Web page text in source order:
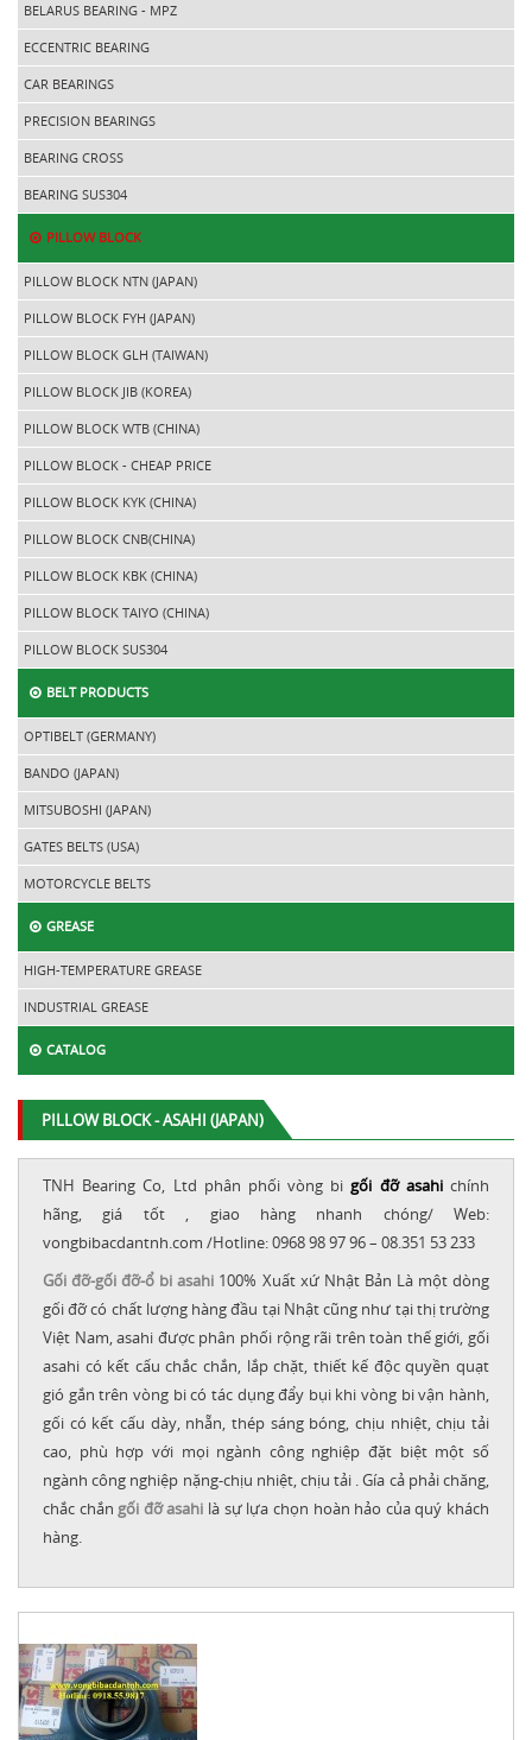
BELARUS BEARING - MPZ
ECCENTRIC BEARING
CAR BEARINGS
PRECISION BEARINGS
BEARING CROSS
BEARING SUS304
PILLOW BLOCK
PILLOW BLOCK NTN (JAPAN)
PILLOW BLOCK FYH (JAPAN)
PILLOW BLOCK GLH (TAIWAN)
PILLOW BLOCK JIB (KOREA)
PILLOW BLOCK WTB (CHINA)
PILLOW BLOCK - CHEAP PRICE
PILLOW BLOCK KYK (CHINA)
PILLOW BLOCK CNB(CHINA)
PILLOW BLOCK KBK (CHINA)
PILLOW BLOCK TAIYO (CHINA)
PILLOW BLOCK SUS304
BELT PRODUCTS
OPTIBELT (GERMANY)
BANDO (JAPAN)
MITSUBOSHI (JAPAN)
GATES BELTS (USA)
MOTORCYCLE BELTS
GREASE
HIGH-TEMPERATURE GREASE
INDUSTRIAL GREASE
CATALOG
PILLOW BLOCK - ASAHI (JAPAN)
TNH Bearing Co, Ltd phân phối vòng bigối đỡ asahichính
hãng, giá tốt , giao hàng nhanh chóng/ Web:
vongbibacdantnh.com /Hotline: 0968 98 97 96 – 08.351 53 233
Gối đỡ-gối đỡ-ổ bi asahi 100% Xuất xứ Nhật Bản Là một dòng
gối đỡ có chất lượng hàng đầu tại Nhật cũng như tại thị trường
Việt Nam, asahi được phân phối rộng rãi trên toàn thế giới, gối
asahi có kết cấu chắc chắn, lắp chặt, thiết kế độc quyền quạt
gió gắn trên vòng bi có tác dụng đẩy bụi khi vòng bi vận hành,
gối có kết cấu dày, nhẵn, thép sáng bóng, chịu nhiệt, chịu tải
cao, phù hợp với mọi ngành công nghiệp đặt biệt một số
ngànhcông nghiệp nặng-chịu nhiệt,chịu tải . Gía cả phải chăng,
chắc chắn gối đỡ asahi là sự lựa chọn hoàn hảo của quý khách
hàng.